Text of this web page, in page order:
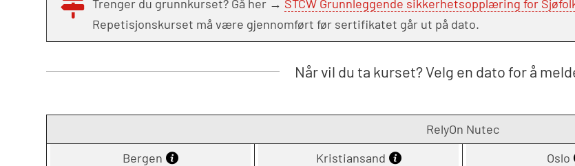
Trenger du grunnkurset? Gå her → STCW Grunnleggende sikkerhetsopplæring for
Repetisjonskurset må være gjennomført før sertifikatet går ut på dato.
Når vil du ta kurset? Velg en dato for å
RelyOn Nutec
Bergen
Kristiansand
Oslo